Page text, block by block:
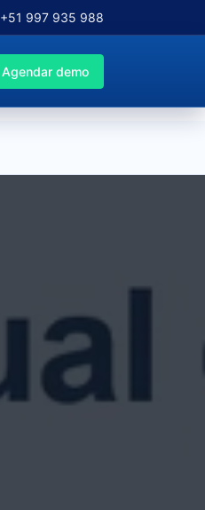
+51 997 935 988
Agendar demo